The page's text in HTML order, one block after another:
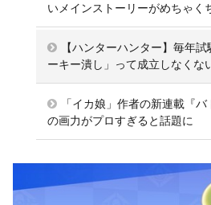
いメインストーリーがめちゃく
【ハンターハンター】毎年
ーキー潰し」って成立しなくな
「イカ娘」作者の新連載『
の画力がプロすぎると話題に